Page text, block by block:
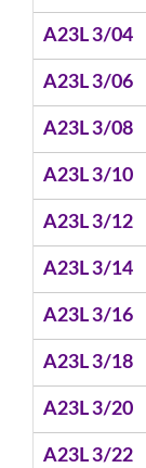
A23L 3/04
A23L 3/06
A23L 3/08
A23L 3/10
A23L 3/12
A23L 3/14
A23L 3/16
A23L 3/18
A23L 3/20
A23L 3/22